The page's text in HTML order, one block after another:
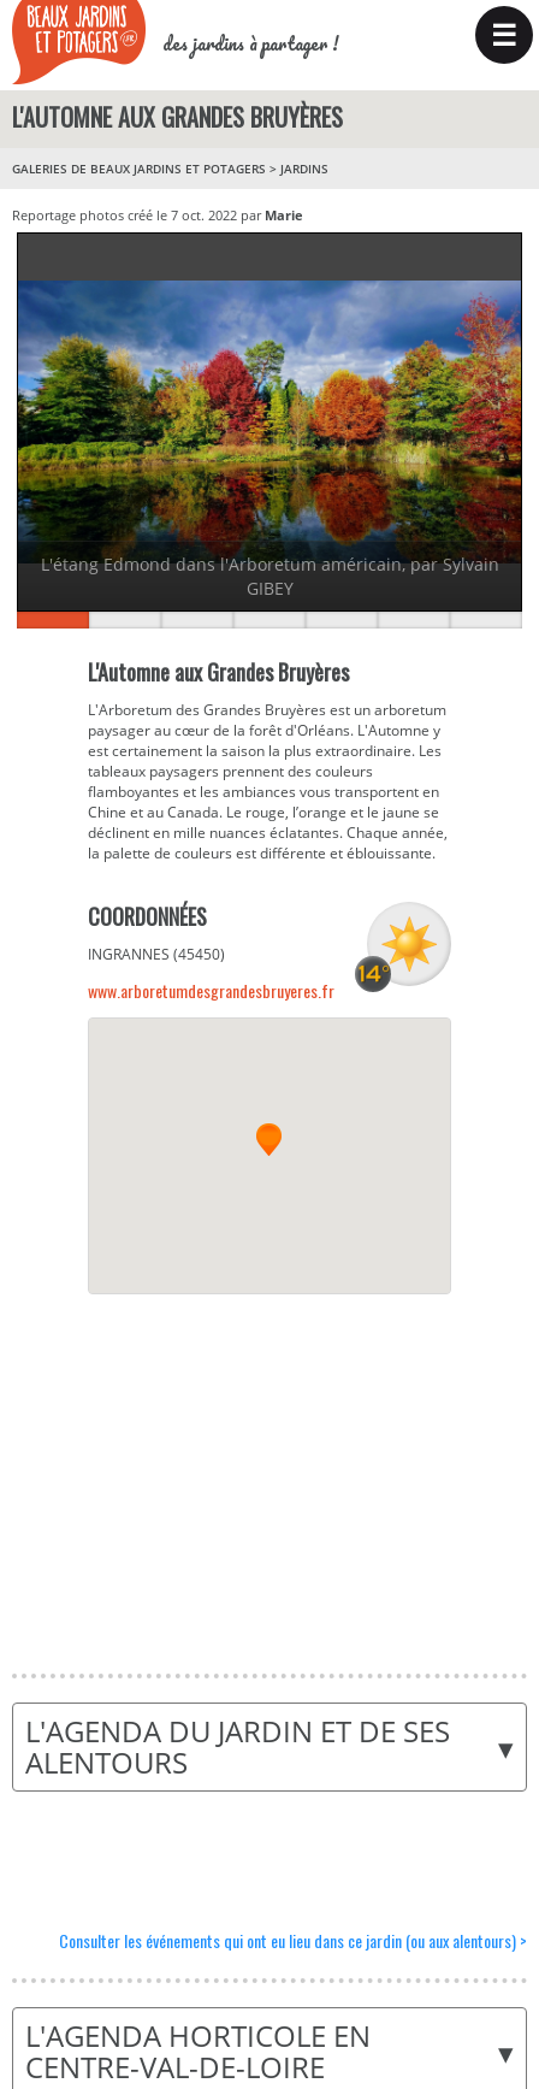
des jardins à partager ! ☰
L'AUTOMNE AUX GRANDES BRUYÈRES
GALERIES DE BEAUX JARDINS ET POTAGERS > JARDINS
Reportage photos créé le 7 oct. 2022 par Marie
L'étang Edmond dans l'Arboretum américain, par Sylvain
GIBEY
L'Automne aux Grandes Bruyères
L'Arboretum des Grandes Bruyères est un arboretum
paysager au cœur de la forêt d'Orléans. L'Automne y
est certainement la saison la plus extraordinaire. Les
tableaux paysagers prennent des couleurs
flamboyantes et les ambiances vous transportent en
Chine et au Canada. Le rouge, l’orange et le jaune se
déclinent en mille nuances éclatantes. Chaque année,
la palette de couleurs est différente et éblouissante.
COORDONNÉES
INGRANNES (45450)
www.arboretumdesgrandesbruyeres.fr
▾
L'AGENDA DU JARDIN ET DE SES
ALENTOURS
Consulter les événements qui ont eu lieu dans ce jardin (ou aux alentours) >
▾
L'AGENDA HORTICOLE EN
CENTRE-VAL-DE-LOIRE